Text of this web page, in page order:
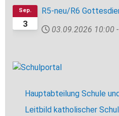
3
Sep.
R5-neu/R6
03.09.2026 10:00 -
Hauptabteilung Schule
Leitbild katholischer